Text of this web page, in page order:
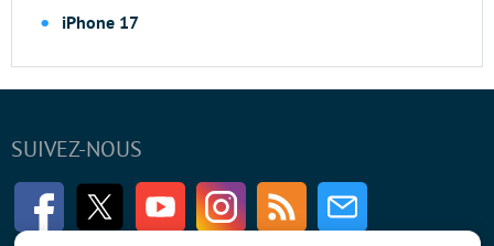
iPhone 17
SUIVEZ-NOUS
FacebookTwitter Youtube InstagramRSS Newsletter